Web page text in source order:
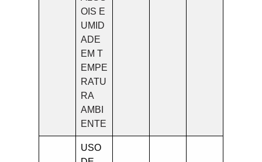
OIS E
UMID
ADE
EM T
EMPE
RATU
RA
AMBI
ENTE
USO